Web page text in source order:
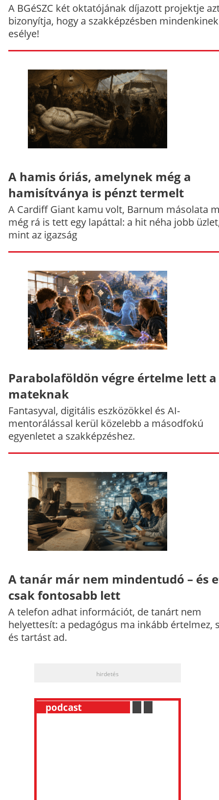
A BGéSZC két oktatójának díjazott projektje
bizonyítja, hogy a szakképzésben
esélye!
A hamis óriás, amelynek még a
hamisítványa is pénzt termelt
A Cardiff Giant kamu volt, Barnum másolata
még rá is tett egy lapáttal: a hit néha jobb
mint az igazság
Parabolaföldön végre értelme lett a
mateknak
Fantasyval, digitális eszközökkel és AI-
mentorálással kerül közelebb a másodfokú
egyenletet a szakképzéshez.
A tanár már nem mindentudó – és
csak fontosabb lett
A telefon adhat információt, de tanárt nem
helyettesít: a pedagógus ma inkább értelmez,
és tartást ad.
hirdetés
podcast